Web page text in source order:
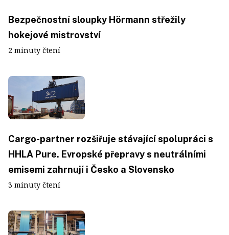
Bezpečnostní sloupky Hörmann střežily
hokejové mistrovství
2 minuty čtení
Cargo-partner rozšiřuje stávající spolupráci s
HHLA Pure. Evropské přepravy s neutrálními
emisemi zahrnují i Česko a Slovensko
3 minuty čtení